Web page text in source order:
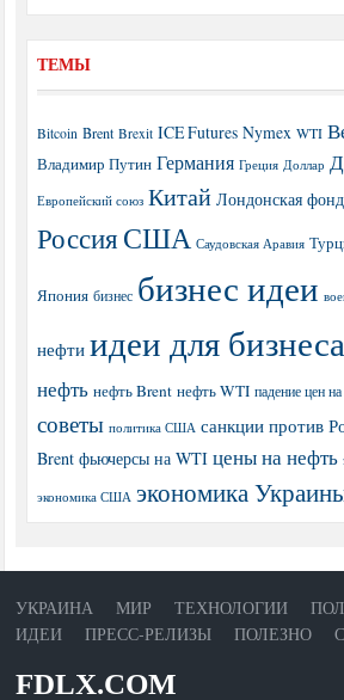
ТЕМЫ
Bitcoin Brent Brexit ICE Futures Nymex WTI
Владимир Путин Германия Греция Доллар
Европейский союз Китай Лондонская
РоссияСША Саудовская Аравия
Япония бизнес бизнес идеи
нефти идеи для бизнеса
нефть нефть Brent нефть WTI падение цен
советы политика США санкции против
Brent фьючерсы на WTI цены на нефть
экономика США экономика
УКРАИНА МИР ТЕХНОЛОГИИ
ИДЕИ
ПРЕСС-РЕЛИЗЫ ПОЛЕЗНО
FDLX.COM